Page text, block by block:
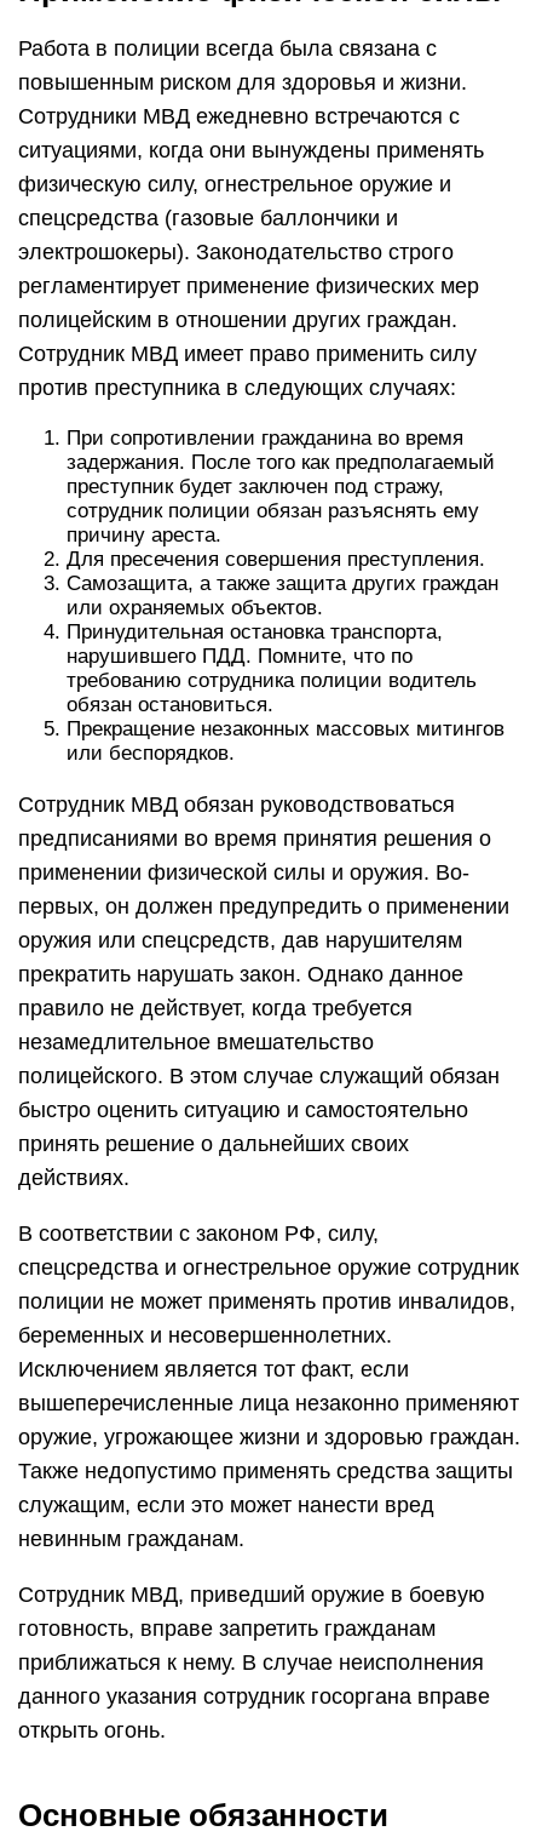
Работа в полиции всегда была связана с
повышенным риском для здоровья и жизни.
Сотрудники МВД ежедневно встречаются с
ситуациями, когда они вынуждены применять
физическую силу, огнестрельное оружие и
спецсредства (газовые баллончики и
электрошокеры). Законодательство строго
регламентирует применение физических мер
полицейским в отношении других граждан.
Сотрудник МВД имеет право применить силу
против преступника в следующих случаях:
При сопротивлении гражданина во время
задержания. После того как предполагаемый
преступник будет заключен под стражу,
сотрудник полиции обязан разъяснять ему
причину ареста.
Для пресечения совершения преступления.
Самозащита, а также защита других граждан
или охраняемых объектов.
Принудительная остановка транспорта,
нарушившего ПДД. Помните, что по
требованию сотрудника полиции водитель
обязан остановиться.
Прекращение незаконных массовых митингов
или беспорядков.
Сотрудник МВД обязан руководствоваться
предписаниями во время принятия решения о
применении физической силы и оружия. Во-
первых, он должен предупредить о применении
оружия или спецсредств, дав нарушителям
прекратить нарушать закон. Однако данное
правило не действует, когда требуется
незамедлительное вмешательство
полицейского. В этом случае служащий обязан
быстро оценить ситуацию и самостоятельно
принять решение о дальнейших своих
действиях.
В соответствии с законом РФ, силу,
спецсредства и огнестрельное оружие сотрудник
полиции не может применять против инвалидов,
беременных и несовершеннолетних.
Исключением является тот факт, если
вышеперечисленные лица незаконно применяют
оружие, угрожающее жизни и здоровью граждан.
Также недопустимо применять средства защиты
служащим, если это может нанести вред
невинным гражданам.
Сотрудник МВД, приведший оружие в боевую
готовность, вправе запретить гражданам
приближаться к нему. В случае неисполнения
данного указания сотрудник госоргана вправе
открыть огонь.
Основные обязанности